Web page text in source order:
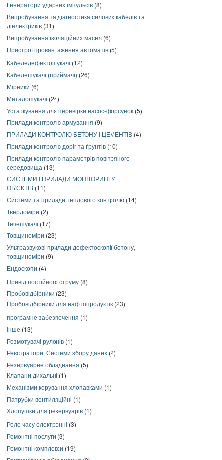
Генератори ударних імпульсів (8)
Випробування та діагностика силових кабелів та
діелектриків (31)
Випробування ізоляційних масел (6)
Пристрої провантаження автоматів (5)
Кабеледефектошукачі (12)
Кабелешукачі (приймачі) (26)
Мірники (6)
Металошукачі (24)
Устаткування для перевірки насос-форсунок (5)
Прилади контролю армування (9)
ПРИЛАДИ КОНТРОЛЮ БЕТОНУ І ЦЕМЕНТІВ (4)
Прилади контролю доріг та ґрунтів (10)
Прилади контролю параметрів повітряного
середовища (13)
СИСТЕМИ І ПРИЛАДИ МОНІТОРИНГУ
ОБ'ЄКТІВ (11)
Системи та прилади теплового контролю (14)
Твердоміри (2)
Течешукачі (17)
Товщиноміри (23)
Ультразвукові прилади дефектоскопії бетону,
товщиноміри (9)
Ендоскопи (4)
Привід постійного струму (8)
Пробовідбірники (23)
Пробовідбірники для нафтопродуктів (23)
програмне забезпечення (1)
інше (13)
Розмотувачі рулонів (1)
Реєстратори. Системи збору даних (2)
Резервуарне обладнання (5)
Клапани дихальні (1)
Механізми керування хлопавками (1)
Патрубки вентиляційні (1)
Хлопушки для резервуарів (1)
Реле часу електронні (3)
Ремонтні послуги (3)
Ремонтні комплекси (19)